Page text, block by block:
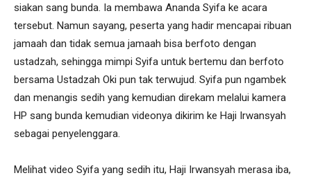
siakan sang bunda. Ia membawa Ananda Syifa ke acara
tersebut. Namun sayang, peserta yang hadir mencapai ribuan
jamaah dan tidak semua jamaah bisa berfoto dengan
ustadzah, sehingga mimpi Syifa untuk bertemu dan berfoto
bersama Ustadzah Oki pun tak terwujud. Syifa pun ngambek
dan menangis sedih yang kemudian direkam melalui kamera
HP sang bunda kemudian videonya dikirim ke Haji Irwansyah
sebagai penyelenggara.
Melihat video Syifa yang sedih itu, Haji Irwansyah merasa iba,